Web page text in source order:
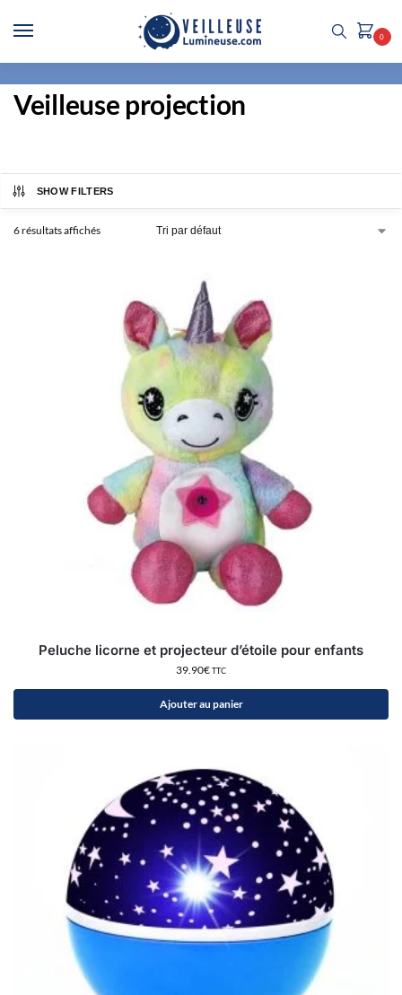
0
Veilleuse projection
SHOW FILTERS
6 résultats affichés
Peluche licorne et projecteur d’étoile pour enfants
39.90€TTC
Ajouter au panier